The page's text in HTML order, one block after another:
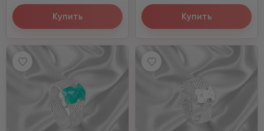
Купить Купить